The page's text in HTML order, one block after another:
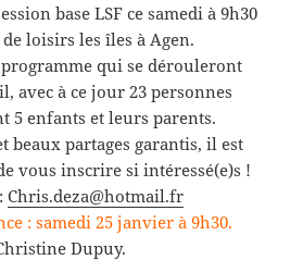
base LSF ce samedi à 9h30
loisirs les îles à Agen.
qui se dérouleront
avec à ce jour 23 personnes
5 enfants et leurs parents.
beaux partages garantis, il est
vous inscrire si intéressé(e)s !
Chris.deza@hotmail.fr
: samedi 25 janvier à 9h30.
Dupuy.